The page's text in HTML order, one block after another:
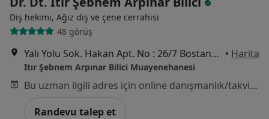
Diş hekimi, Ağız diş ve çene cerrahisi
48 görüş
Yalı Yolu Sok. Hakan Apt. No : 26/7 Bostancı, İstanbul • Harita
Itır Şebnem Arpınar Bilici Muayenehanesi
Bu uzman ilgili adres için online danışmanlık/takvim sunmuyor.
Randevu talep et